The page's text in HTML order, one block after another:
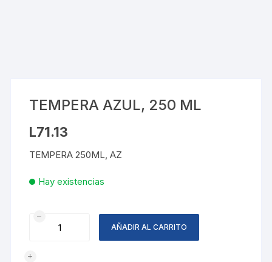
TEMPERA AZUL, 250 ML
L71.13
TEMPERA 250ML, AZ
Hay existencias
TEMPERA
AÑADIR AL CARRITO